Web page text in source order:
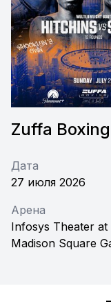
Zuffa
Дата
27 июля 2026
Арена
Infosys Theater at
Madison Square